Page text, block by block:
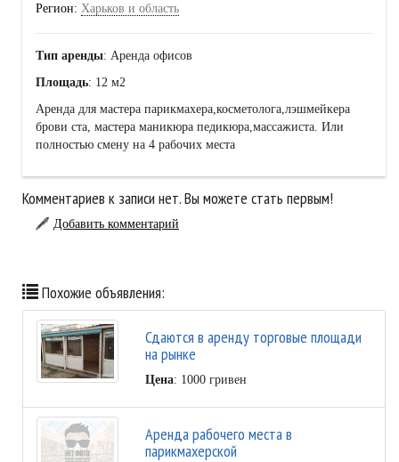
Регион: Харьков и область
Тип аренды: Аренда офисов
Площадь: 12 м2
Аренда для мастера парикмахера,косметолога,лэшмейкера
брови ста, мастера маникюра педикюра,массажиста. Или
полностью смену на 4 рабочих места
Комментариев к записи нет. Вы можете стать первым!
Добавить комментарий
Похожие объявления:
Сдаются в аренду торговые площади
на рынке
Цена: 1000 гривен
Аренда рабочего места в
парикмахерской